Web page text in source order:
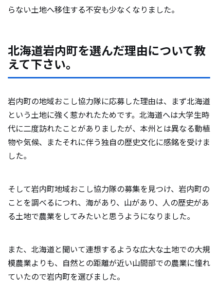
移住を検討している方にメッセージをお願
らない土地へ移住する不安も少なくなりました。
北海道岩内町を選んだ理由について教
えて下さい。
岩内町の地域おこし協力隊に応募した理由は、まず北海道
という土地に強く惹かれたためです。北海道へは大学生時
代に二度訪れたことがありましたが、本州とは異なる動植
物や気候、またそれに伴う独自の歴史文化に感銘を受けま
した。
そして岩内町地域おこし協力隊の募集を見つけ、岩内町の
ことを調べるにつれ、海があり、山があり、人の歴史があ
る土地で農業をしてみたいと思うようになりました。
また、北海道と聞いて連想するような広大な土地での大規
模農業よりも、自然との距離が近い山間部での農業に憧れ
ていたので岩内町を選びました。